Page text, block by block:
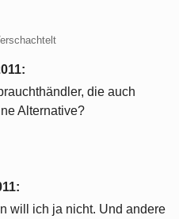
:
die auch
Alternative?
:
will ich ja nicht. Und andere